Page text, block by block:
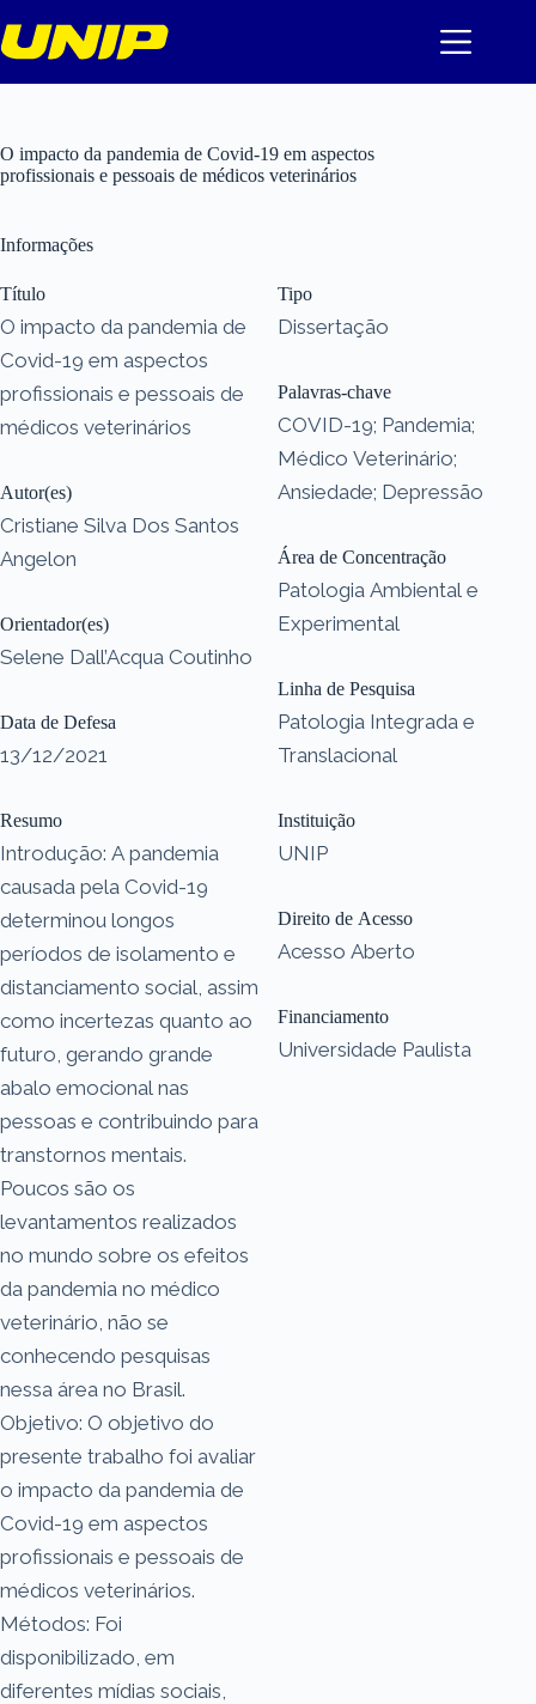
para
o
O impacto da pandemia de Covid-19 em aspectos
profissionais e pessoais de médicos veterinários
Informações
Título
O impacto da pandemia de
Covid-19 em aspectos
profissionais e pessoais de
médicos veterinários
Autor(es)
Cristiane Silva Dos Santos
Angelon
Orientador(es)
Selene Dall’Acqua Coutinho
Data de Defesa
13/12/2021
Resumo
Introdução: A pandemia
causada pela Covid-19
determinou longos
períodos de isolamento e
distanciamento social, assim
como incertezas quanto ao
futuro, gerando grande
abalo emocional nas
pessoas e contribuindo para
transtornos mentais.
Poucos são os
levantamentos realizados
no mundo sobre os efeitos
da pandemia no médico
veterinário, não se
conhecendo pesquisas
nessa área no Brasil.
Objetivo: O objetivo do
presente trabalho foi avaliar
o impacto da pandemia de
Covid-19 em aspectos
profissionais e pessoais de
médicos veterinários.
Métodos: Foi
disponibilizado, em
diferentes mídias sociais,
Tipo
Dissertação
Palavras-chave
COVID-19; Pandemia;
Médico Veterinário;
Ansiedade; Depressão
Área de Concentração
Patologia Ambiental e
Experimental
Linha de Pesquisa
Patologia Integrada e
Translacional
Instituição
UNIP
Direito de Acesso
Acesso Aberto
Financiamento
Universidade Paulista